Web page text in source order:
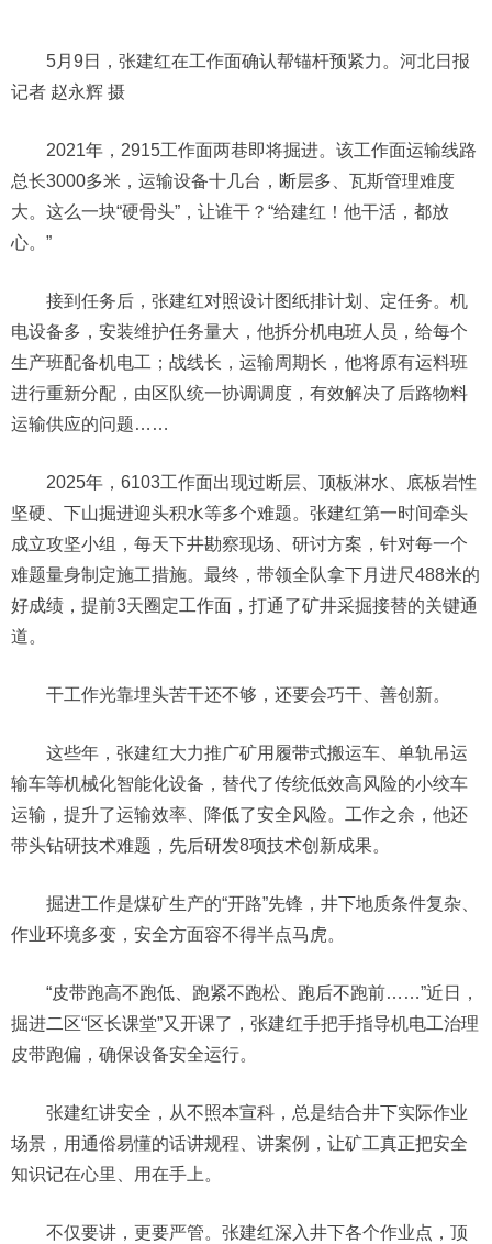
5月9日，张建红在工作面确认帮锚杆预紧力。河北日报
记者 赵永辉 摄
2021年，2915工作面两巷即将掘进。该工作面运输线路
总长3000多米，运输设备十几台，断层多、瓦斯管理难度
大。这么一块“硬骨头”，让谁干？“给建红！他干活，都放
心。”
接到任务后，张建红对照设计图纸排计划、定任务。机
电设备多，安装维护任务量大，他拆分机电班人员，给每个
生产班配备机电工；战线长，运输周期长，他将原有运料班
进行重新分配，由区队统一协调调度，有效解决了后路物料
运输供应的问题……
2025年，6103工作面出现过断层、顶板淋水、底板岩性
坚硬、下山掘进迎头积水等多个难题。张建红第一时间牵头
成立攻坚小组，每天下井勘察现场、研讨方案，针对每一个
难题量身制定施工措施。最终，带领全队拿下月进尺488米的
好成绩，提前3天圈定工作面，打通了矿井采掘接替的关键通
道。
干工作光靠埋头苦干还不够，还要会巧干、善创新。
这些年，张建红大力推广矿用履带式搬运车、单轨吊运
输车等机械化智能化设备，替代了传统低效高风险的小绞车
运输，提升了运输效率、降低了安全风险。工作之余，他还
带头钻研技术难题，先后研发8项技术创新成果。
掘进工作是煤矿生产的“开路”先锋，井下地质条件复杂、
作业环境多变，安全方面容不得半点马虎。
“皮带跑高不跑低、跑紧不跑松、跑后不跑前……”近日，
掘进二区“区长课堂”又开课了，张建红手把手指导机电工治理
皮带跑偏，确保设备安全运行。
张建红讲安全，从不照本宣科，总是结合井下实际作业
场景，用通俗易懂的话讲规程、讲案例，让矿工真正把安全
知识记在心里、用在手上。
不仅要讲，更要严管。张建红深入井下各个作业点，顶